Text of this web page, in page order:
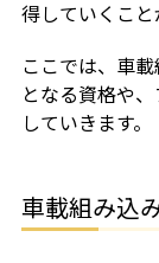
得していくこと
ここでは、車
となる資格や
していきます。
車載組み込